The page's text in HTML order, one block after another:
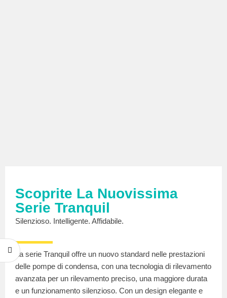
Scoprite La Nuovissima
Serie Tranquil
Silenzioso. Intelligente. Affidabile.
La serie Tranquil offre un nuovo standard nelle prestazioni
delle pompe di condensa, con una tecnologia di rilevamento
avanzata per un rilevamento preciso, una maggiore durata
e un funzionamento silenzioso. Con un design elegante e